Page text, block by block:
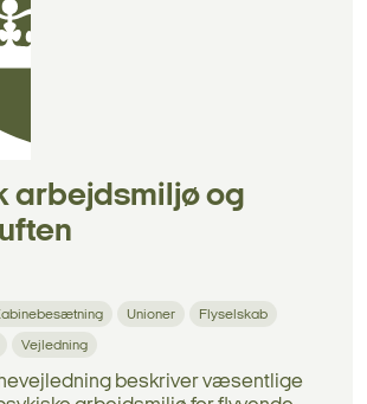
arbejdsmiljø og
Unioner Flyselskab
Vejledning
beskriver væsentlige